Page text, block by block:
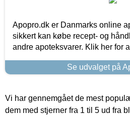
Apopro.dk er Danmarks online
sikkert kan købe recept- og
andre apoteksvarer. Klik her for
Se udvalget på
Vi har gennemgået de mest
dem med stjerner fra 1 til 5 ud fra